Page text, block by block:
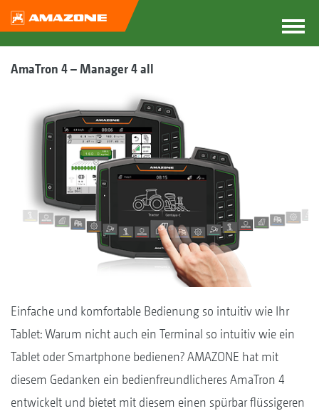
AmaTron 4 – Manager 4 all
Einfache und komfortable Bedienung so intuitiv wie Ihr
Tablet: Warum nicht auch ein Terminal so intuitiv wie ein
Tablet oder Smartphone bedienen? AMAZONE hat mit
diesem Gedanken ein bedienfreundlicheres AmaTron 4
entwickelt und bietet mit diesem einen spürbar flüssigeren